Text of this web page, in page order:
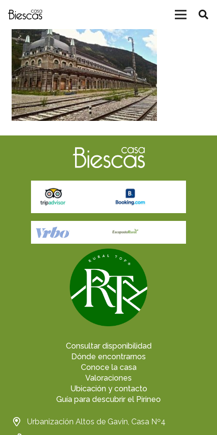
Consultar disponibilidad
Dónde encontrarnos
Conoce la casa
Valoraciones
Ubicación y contacto
Guía para descubrir el Pirineo
Urbanización Altos de Gavin, Casa Nº4